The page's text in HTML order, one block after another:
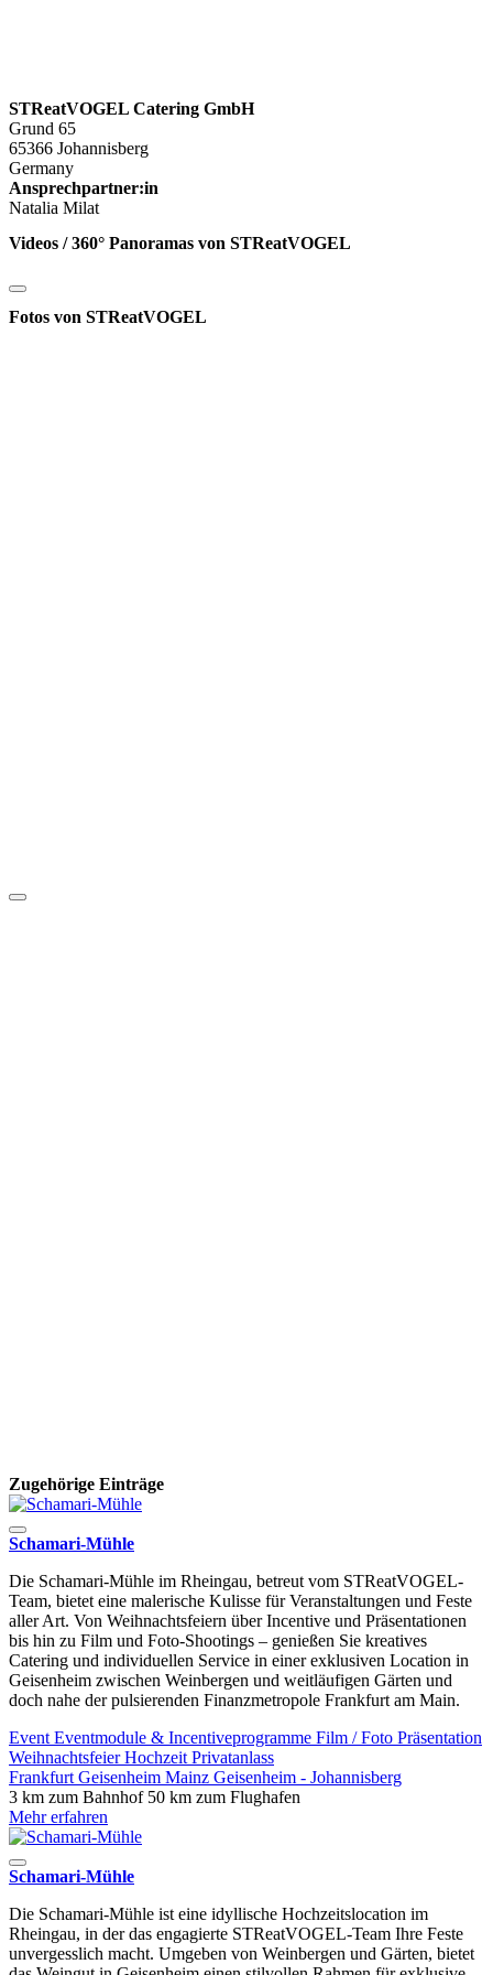
STReatVOGEL Catering GmbH
Grund 65
65366 Johannisberg
Germany
Ansprechpartner:in
Natalia Milat
Videos / 360° Panoramas von STReatVOGEL
Fotos von STReatVOGEL
Zugehörige Einträge
Schamari-Mühle
Die Schamari-Mühle im Rheingau, betreut vom STReatVOGEL-
Team, bietet eine malerische Kulisse für Veranstaltungen und Feste
aller Art. Von Weihnachtsfeiern über Incentive und Präsentationen
bis hin zu Film und Foto-Shootings – genießen Sie kreatives
Catering und individuellen Service in einer exklusiven Location in
Geisenheim zwischen Weinbergen und weitläufigen Gärten und
doch nahe der pulsierenden Finanzmetropole Frankfurt am Main.
Event Eventmodule & Incentiveprogramme Film / Foto Präsentation
WeihnachtsfeierHochzeit Privatanlass
Frankfurt Geisenheim Mainz Geisenheim - Johannisberg
3 km zum Bahnhof 50 km zum Flughafen
Mehr erfahren
Schamari-Mühle
Die Schamari-Mühle ist eine idyllische Hochzeitslocation im
Rheingau, in der das engagierte STReatVOGEL-Team Ihre Feste
unvergesslich macht. Umgeben von Weinbergen und Gärten, bietet